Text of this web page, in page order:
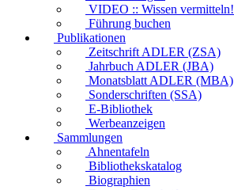
VIDEO :: Wissen vermitteln!
Führung buchen
Publikationen
Zeitschrift ADLER (ZSA)
Jahrbuch ADLER (JBA)
Monatsblatt ADLER (MBA)
Sonderschriften (SSA)
E-Bibliothek
Werbeanzeigen
Sammlungen
Ahnentafeln
Bibliothekskatalog
Biographien